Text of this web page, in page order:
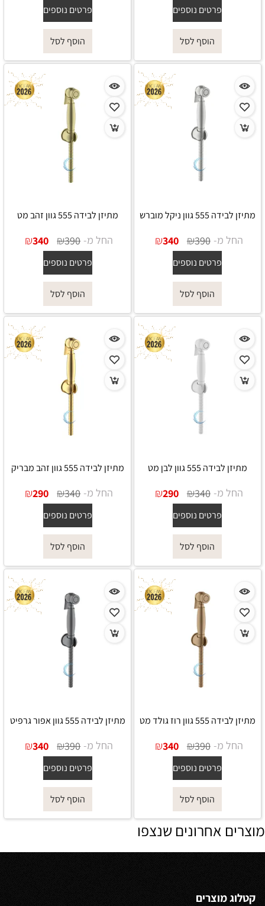
פרטים נוספים
הוסף לסל
פרטים נוספים
הוסף לסל
מתיזן לבידה 555 גוון ניקל מוברש
החל מ- ₪390
₪340
פרטים נוספים
הוסף לסל
מתיזן לבידה 555 גוון זהב מט
החל מ- ₪390
₪340
פרטים נוספים
הוסף לסל
מתיזן לבידה 555 גוון לבן מט
החל מ- ₪340
₪290
פרטים נוספים
הוסף לסל
מתיזן לבידה 555 גוון זהב מבריק
החל מ- ₪340
₪290
פרטים נוספים
הוסף לסל
מתיזן לבידה 555 גוון רוז גולד מט
החל מ- ₪390
₪340
פרטים נוספים
הוסף לסל
מתיזן לבידה 555 גוון אפור גרפיט
החל מ- ₪390
₪340
פרטים נוספים
הוסף לסל
מוצרים אחרונים שנצפו
קטלוג מוצרים